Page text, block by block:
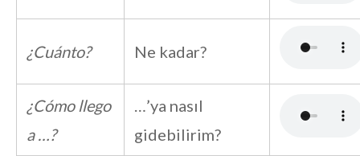
¿Cuánto? Ne kadar?
¿Cómo llego
a …?
…’ya nasıl
gidebilirim?